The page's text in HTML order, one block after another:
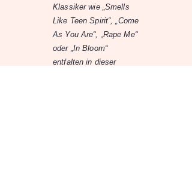
Klassiker wie „Smells
Like Teen Spirit“, „Come
As You Are“, „Rape Me“
oder „In Bloom“
entfalten in dieser